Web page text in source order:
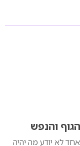
והנפש
לא יודע מה יהיה